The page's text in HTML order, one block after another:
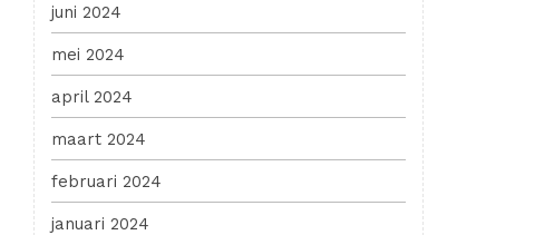
juni 2024
mei 2024
april 2024
maart 2024
februari 2024
januari 2024